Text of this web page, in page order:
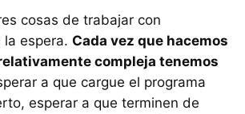
cosas de trabajar con
espera. Cada vez que hacemos
compleja tenemos
a que cargue el programa
esperar a que terminen de